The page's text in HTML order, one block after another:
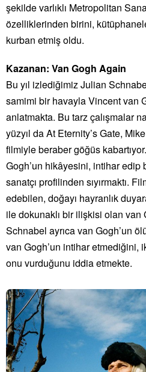
şekilde varlıklı Metropolitan
özelliklerinden birini,
kurban etmiş oldu.
Kazanan: Van Gogh Again
Bu yıl izlediğimiz Julian
samimi bir havayla Vincent van
anlatmakta. Bu tarz çalışmalar
yüzyıl da At Eternity’s Gate,
filmiyle beraber göğüs
Gogh’un hikâyesini, intihar edip
sanatçı profilinden sıyırmaktı.
edebilen, doğayı hayranlık
ile dokunaklı bir ilişkisi olan van
Schnabel ayrıca van Gogh’un
van Gogh’un intihar etmediğini,
onu vurduğunu iddia etmekte.